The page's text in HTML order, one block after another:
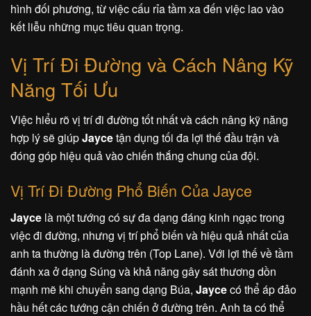
hình đối phương, từ việc cấu rỉa tầm xa đến việc lao vào
kết liễu những mục tiêu quan trọng.
Vị Trí Đi Đường và Cách Nâng Kỹ
Năng Tối Ưu
Việc hiểu rõ vị trí đi đường tốt nhất và cách nâng kỹ năng
hợp lý sẽ giúpJaycetận dụng tối đa lợi thế đầu trận và
đóng góp hiệu quả vào chiến thắng chung của đội.
Vị Trí Đi Đường Phổ Biến Của Jayce
Jayce là một tướng có sự đa dạng đáng kinh ngạc trong
việc đi đường, nhưng vị trí phổ biến và hiệu quả nhất của
anh ta thường là đường trên (Top Lane). Với lợi thế về tầm
đánh xa ở dạng Súng và khả năng gây sát thương dồn
mạnh mẽ khi chuyển sang dạng Búa, Jaycecó thể áp đảo
hầu hết các tướng cận chiến ở đường trên. Anh ta có thể